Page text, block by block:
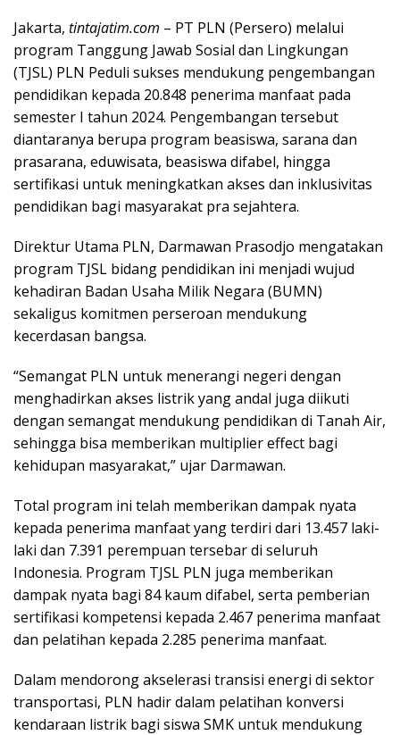
Jakarta, tintajatim.com – PT PLN (Persero) melalui
program Tanggung Jawab Sosial dan Lingkungan
(TJSL) PLN Peduli sukses mendukung pengembangan
pendidikan kepada 20.848 penerima manfaat pada
semester I tahun 2024. Pengembangan tersebut
diantaranya berupa program beasiswa, sarana dan
prasarana, eduwisata, beasiswa difabel, hingga
sertifikasi untuk meningkatkan akses dan inklusivitas
pendidikan bagi masyarakat pra sejahtera.
Direktur Utama PLN, Darmawan Prasodjo mengatakan
program TJSL bidang pendidikan ini menjadi wujud
kehadiran Badan Usaha Milik Negara (BUMN)
sekaligus komitmen perseroan mendukung
kecerdasan bangsa.
“Semangat PLN untuk menerangi negeri dengan
menghadirkan akses listrik yang andal juga diikuti
dengan semangat mendukung pendidikan di Tanah Air,
sehingga bisa memberikan multiplier effect bagi
kehidupan masyarakat,” ujar Darmawan.
Total program ini telah memberikan dampak nyata
kepada penerima manfaat yang terdiri dari 13.457 laki-
laki dan 7.391 perempuan tersebar di seluruh
Indonesia. Program TJSL PLN juga memberikan
dampak nyata bagi 84 kaum difabel, serta pemberian
sertifikasi kompetensi kepada 2.467 penerima manfaat
dan pelatihan kepada 2.285 penerima manfaat.
Dalam mendorong akselerasi transisi energi di sektor
transportasi, PLN hadir dalam pelatihan konversi
kendaraan listrik bagi siswa SMK untuk mendukung